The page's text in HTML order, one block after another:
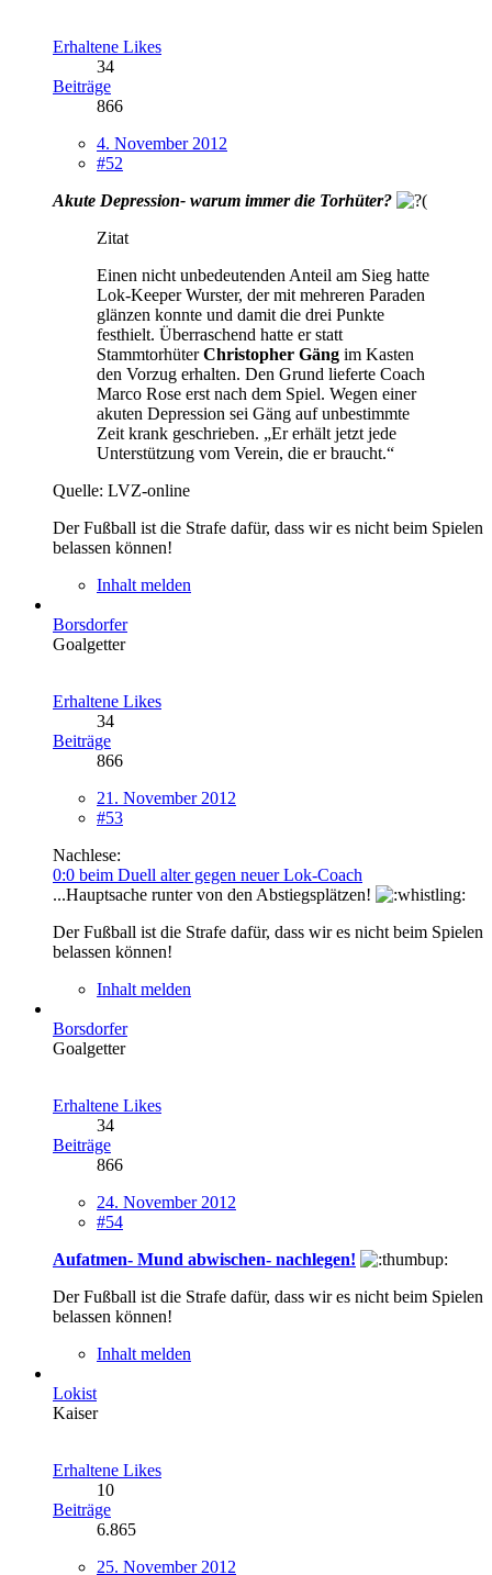
Erhaltene Likes
34
Beiträge
866
4. November 2012
#52
Akute Depression- warum immer die Torhüter?
Zitat
Einen nicht unbedeutenden Anteil am Sieg hatte
Lok-Keeper Wurster, der mit mehreren Paraden
glänzen konnte und damit die drei Punkte
festhielt. Überraschend hatte er statt
StammtorhüterChristopher Gäng im Kasten
den Vorzug erhalten. Den Grund lieferte Coach
Marco Rose erst nach dem Spiel. Wegen einer
akuten Depression sei Gäng auf unbestimmte
Zeit krank geschrieben. „Er erhält jetzt jede
Unterstützung vom Verein, die er braucht.“
Quelle: LVZ-online
Der Fußball ist die Strafe dafür, dass wir es nicht beim Spielen
belassen können!
Inhalt melden
Borsdorfer
Goalgetter
Erhaltene Likes
34
Beiträge
866
21. November 2012
#53
Nachlese:
0:0 beim Duell alter gegen neuer Lok-Coach
...Hauptsache runter von den Abstiegsplätzen!
Der Fußball ist die Strafe dafür, dass wir es nicht beim Spielen
belassen können!
Inhalt melden
Borsdorfer
Goalgetter
Erhaltene Likes
34
Beiträge
866
24. November 2012
#54
Aufatmen- Mund abwischen- nachlegen!
Der Fußball ist die Strafe dafür, dass wir es nicht beim Spielen
belassen können!
Inhalt melden
Lokist
Kaiser
Erhaltene Likes
10
Beiträge
6.865
25. November 2012